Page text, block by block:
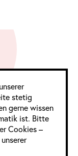
stetig
gerne wissen
ist. Bitte
Cookies –